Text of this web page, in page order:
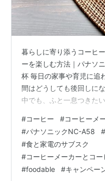
暮らしに寄り添うコーヒ
ーを楽しむ方法｜パナソ
杯 毎日の家事や育児に追
間はどうしても後回しに
中でも、ふと一息つきた
になりませんか。市販の
「もう少し本格的な味わ
濃さに調整したい」と感
の記事では、自宅で本格
めのポイントと、毎日の
#コーヒー #コーヒーメ
#パナソニックNC-A58 #
#食と家電のサブスク
#コーヒーメーカーとコ
#foodable #キャンペー